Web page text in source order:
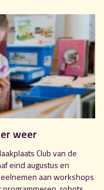
weer
Club van de
eind augustus en
aan workshops